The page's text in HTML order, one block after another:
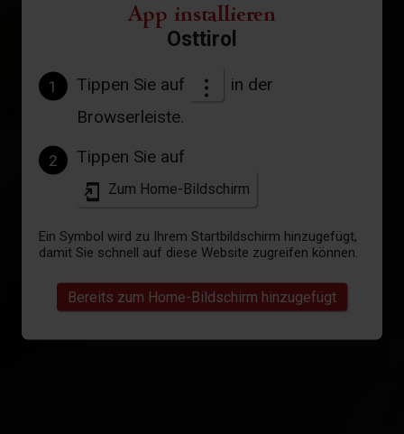
App installieren
Osttirol
1 Tippen Sie auf
in der
Browserleiste.
2 Tippen Sie auf
Zum Home-Bildschirm
Ein Symbol wird zu Ihrem Startbildschirm hinzugefügt,
damit Sie schnell auf diese Website zugreifen können.
Bereits zum Home-Bildschirm hinzugefügt